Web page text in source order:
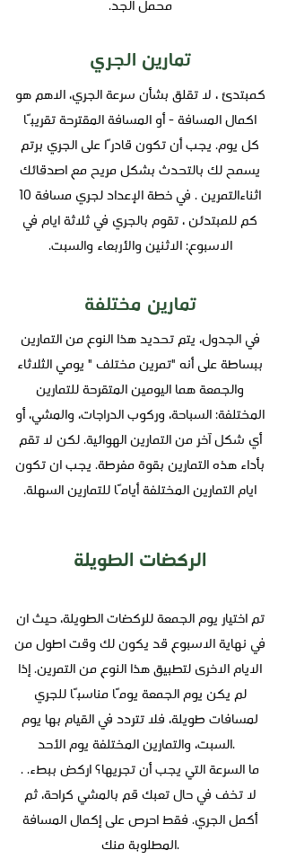
محمل الجد.
تمارين الجري
كمبتدئ ، لا تقلق بشأن سرعة الجري، الاهم هو
اكمال المسافة - أو المسافة المقترحة تقريبًا
كل يوم. يجب أن تكون قادرًا على الجري برتم
يسمح لك بالتحدث بشكل مريح مع اصدقائك
اثناءالتمرين . في خطة الإعداد لجري مسافة 10
كم للمبتدئن ، تقوم بالجري في ثلاثة ايام في
الاسبوع: الاثنين والأربعاء والسبت.
تمارين مختلفة
في الجدول، يتم تحديد هذا النوع من التمارين
ببساطة على أنه "تمرين مختلف " يومي الثلاثاء
والجمعة هما اليومين المتقرحة للتمارين
المختلفة: السباحة، وركوب الدراجات، والمشي، أو
أي شكل آخر من التمارين الهوائية. لكن لا تقم
بأداء هذه التمارين بقوة مفرطة. يجب ان تكون
ايام التمارين المختلفة أيامًا للتمارين السهلة.
الركضات الطويلة
تم اختيار يوم الجمعة للركضات الطويلة، حيث ان
في نهاية الاسبوع قد يكون لك وقت اطول من
الايام الاخرى لتطبيق هذا النوع من التمرين. إذا
لم يكن يوم الجمعة يومًا مناسبًا للجري
لمسافات طويلة، فلا تتردد في القيام بها يوم
السبت، والتمارين المختلفة يوم الأحد.
. ما السرعة التي يجب أن تجريها؟ اركض ببطء.
لا تخف في حال تعبك قم بالمشي كراحة، ثم
أكمل الجري. فقط احرص على إكمال المسافة
المطلوبة منك.